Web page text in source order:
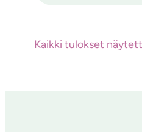
Kaikki tulokset